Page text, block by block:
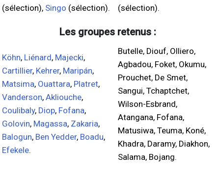
(sélection), Singo (sélection).
(sélection).
Les groupes retenus :
Köhn, Liénard, Majecki,
Cartillier, Kehrer, Maripán,
Matsima, Ouattara, Platret,
Vanderson, Akliouche,
Coulibaly, Diop, Fofana,
Golovin, Magassa, Zakaria,
Balogun, Ben Yedder, Boadu,
Efekele.
Butelle, Diouf, Olliero,
Agbadou, Foket, Okumu,
Prouchet, De Smet,
Sangui, Tchaptchet,
Wilson-Esbrand,
Atangana, Fofana,
Matusiwa, Teuma, Koné,
Khadra, Daramy, Diakhon,
Salama, Bojang.